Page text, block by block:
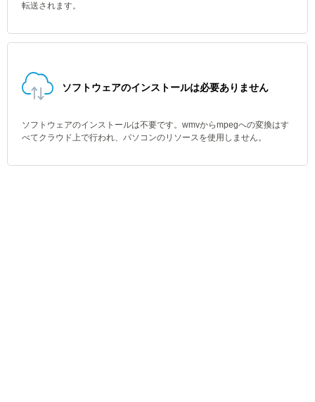
転送されます。
ソフトウェアのインストールは必要ありません
ソフトウェアのインストールは不要です。wmvからmpegへの変換はす
べてクラウド上で行われ、パソコンのリソースを使用しません。